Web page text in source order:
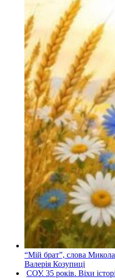
“Мій брат”, слова
Валерія Козупиці
СОУ. 35 років. Віхи